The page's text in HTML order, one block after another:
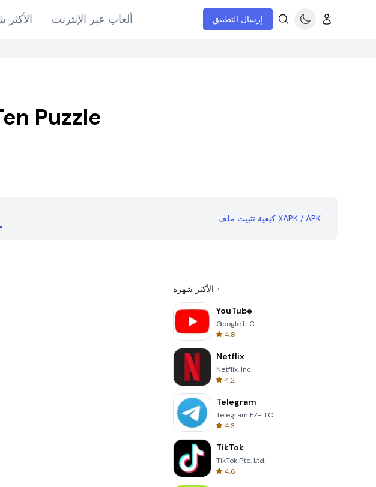
الأكثر ألعاب عبر الإنترنت إرسال التطبيق
Puzzle
كيفية تثبيت ملف XAPK / APK
الأكثر شهرة
YouTube
Google LLC
4.8
Netflix
Netflix, Inc.
4.2
Telegram
Telegram FZ-LLC
4.3
TikTok
TikTok Pte. Ltd.
4.6